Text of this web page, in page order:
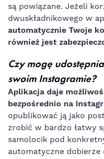
są powiązane. Jeżeli
dwuskładnikowego w
automatycznie Twoje
również jest
Czy mogę
swoim Instagramie?
Aplikacja daje
bezpośrednio na
opublikować ją jako
zrobić w bardzo łatwy
samolocik pod
automatyczne dobierze